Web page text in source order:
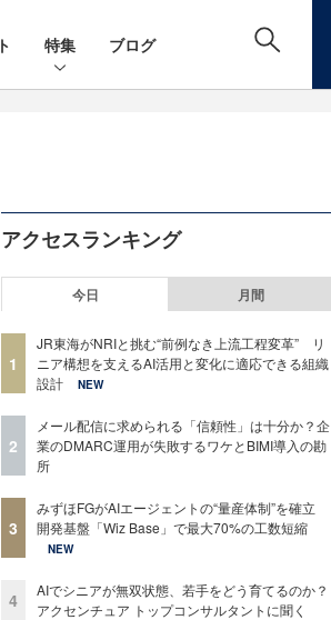
特集 ブログ
アクセスランキング
今日 月間
1
JR東海がNRIと挑む“前例なき上流工程変革” リ
ニア構想を支えるAI活用と変化に適応できる組織
設計
NEW
2
メール配信に求められる「信頼性」は十分か？企
業のDMARC運用が失敗するワケとBIMI導入の勘
所
3
みずほFGがAIエージェントの“量産体制”を確立
開発基盤「Wiz Base」で最大70%の工数短縮
NEW
4
AIでシニアが無双状態、若手をどう育てるのか？
アクセンチュア トップコンサルタントに聞く